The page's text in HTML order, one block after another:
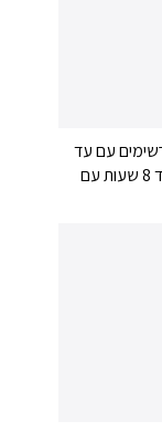
עם עד
24 שעות של שימוש רגיל בטעינה מלאה. ועד 8 שעות עם